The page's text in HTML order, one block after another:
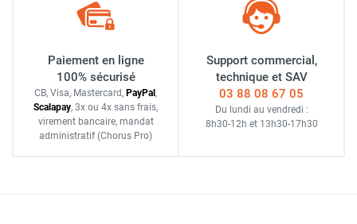
Paiement en ligne
100% sécurisé
CB, Visa, Mastercard, PayPal ,
Scalapay, 3x ou 4x sans frais,
virement bancaire, mandat
administratif (Chorus Pro)
Support commercial,
technique et SAV
03 88 08 67 05
Du lundi au vendredi :
8h30-12h et 13h30-17h30